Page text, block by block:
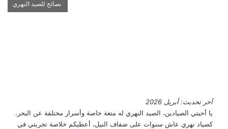
نصائح للصيد النهري
آخر تحديث: أبريل 2026
يا أحبتي الصيادين، الصيد النهري له متعة خاصة وأسرار مختلفة عن البحر.
كصياد نهري عاش سنوات على ضفاف النيل، أعطيكم خلاصة تجربتي في